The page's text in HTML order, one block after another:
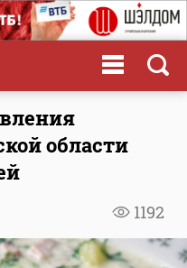
области
1192